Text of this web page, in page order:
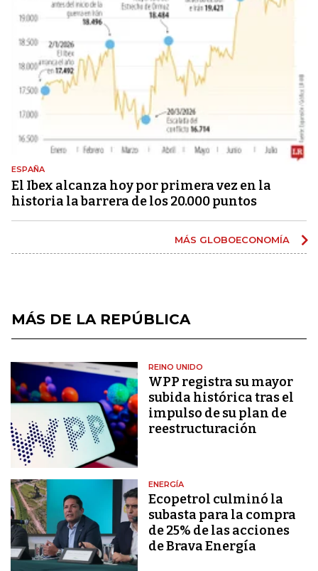
ESPAÑA
El Ibex alcanza hoy por primera vez en la
historia la barrera de los 20.000 puntos
MÁS GLOBOECONOMÍA
MÁS DE LA REPÚBLICA
REINO UNIDO
WPP registra su mayor
subida histórica tras el
impulso de su plan de
reestructuración
ENERGÍA
Ecopetrol culminó la
subasta para la compra
de 25% de las acciones
de Brava Energía